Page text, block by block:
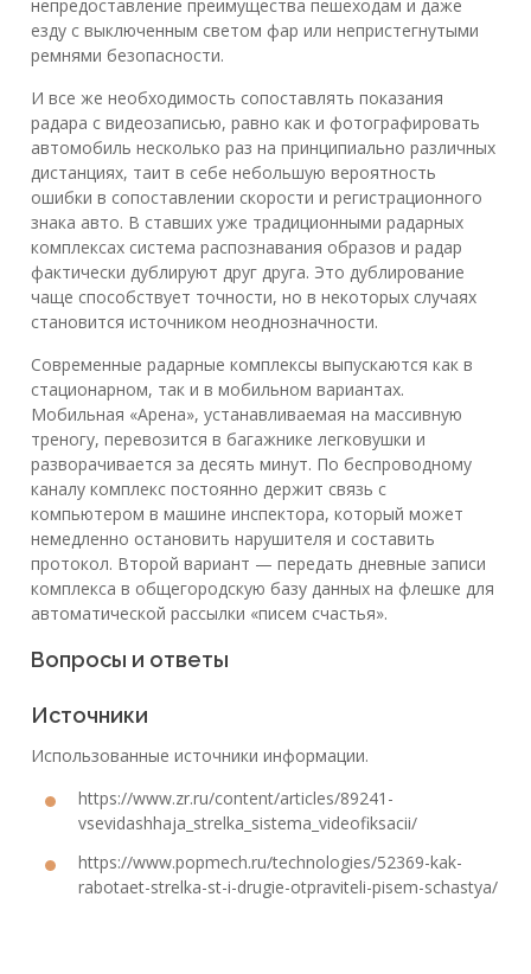
непредоставление преимущества пешеходам и даже
езду с выключенным светом фар или непристегнутыми
ремнями безопасности.
И все же необходимость сопоставлять показания
радара с видеозаписью, равно как и фотографировать
автомобиль несколько раз на принципиально различных
дистанциях, таит в себе небольшую вероятность
ошибки в сопоставлении скорости и регистрационного
знака авто. В ставших уже традиционными радарных
комплексах система распознавания образов и радар
фактически дублируют друг друга. Это дублирование
чаще способствует точности, но в некоторых случаях
становится источником неоднозначности.
Современные радарные комплексы выпускаются как в
стационарном, так и в мобильном вариантах.
Мобильная «Арена», устанавливаемая на массивную
треногу, перевозится в багажнике легковушки и
разворачивается за десять минут. По беспроводному
каналу комплекс постоянно держит связь с
компьютером в машине инспектора, который может
немедленно остановить нарушителя и составить
протокол. Второй вариант — передать дневные записи
комплекса в общегородскую базу данных на флешке для
автоматической рассылки «писем счастья».
Вопросы и ответы
Источники
Использованные источники информации.
https://www.zr.ru/content/articles/89241-
vsevidashhaja_strelka_sistema_videofiksacii/
https://www.popmech.ru/technologies/52369-kak-
rabotaet-strelka-st-i-drugie-otpraviteli-pisem-schastya/